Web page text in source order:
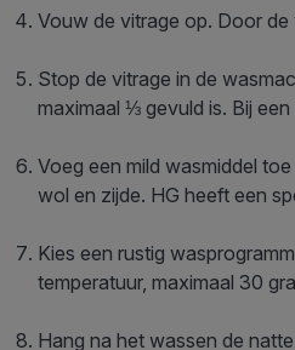
Vouw de vitrage op. Door
Stop de vitrage in de
maximaal ⅓ gevuld is. Bij
Voeg een mild wasmiddel
wol en zijde. HG heeft een
Kies een rustig
temperatuur, maximaal 30
Hang na het wassen de